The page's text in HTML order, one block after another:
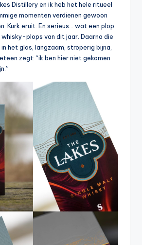
Distillery en ik heb het hele ritueel
momenten verdienen gewoon
Kurk eruit. En serieus… wat een plop.
plops van dit jaar. Daarna die
het glas, langzaam, stroperig bijna,
zegt: “ik ben hier niet gekomen